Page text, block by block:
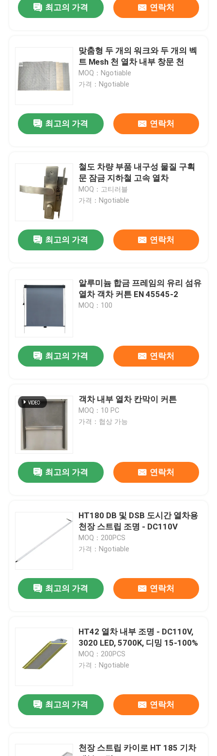
제품
공장 투어
저희와 연락
뉴스
사건
철도 캐스팅부
철도 위조 부분
철도 서스펜션 장치
객차 내부
열차 연결기
최고의 가격 연락처
맞춤형 두 개의 워크와 두 개의 벡
트 Mesh 천 열차 내부 창문 천
MOQ：Ngotiable
가격：Ngotiable
최고의 가격 연락처
철도 차량 부품 내구성 물질 구획
문 잠금 지하철 고속 열차
MOQ：고티러블
가격：Ngotiable
최고의 가격 연락처
알루미늄 합금 프레임의 유리 섬유
열차 객차 커튼 EN 45545-2
MOQ：100
최고의 가격 연락처
객차 내부 열차 칸막이 커튼
MOQ：10 PC
가격：협상 가능
최고의 가격 연락처
HT180 DB 및 DSB 도시간 열차용
천장 스트립 조명 - DC110V
MOQ：200PCS
가격：Ngotiable
최고의 가격 연락처
HT42 열차 내부 조명 - DC110V,
3020 LED, 5700K, 디밍 15-100%
MOQ：200PCS
가격：Ngotiable
최고의 가격 연락처
천장 스트립 카이로 HT 185 기차